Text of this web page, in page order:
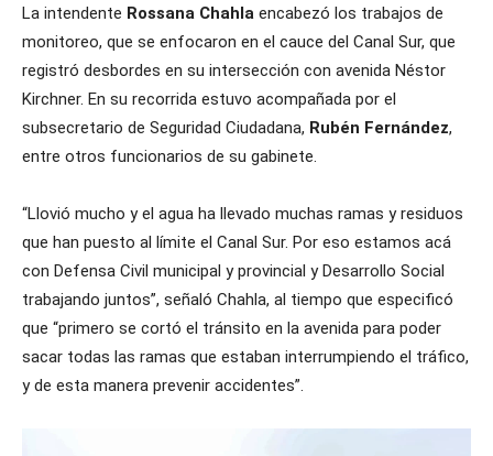
La intendente Rossana Chahla encabezó los trabajos de
monitoreo, que se enfocaron en el cauce del Canal Sur, que
registró desbordes en su intersección con avenida Néstor
Kirchner. En su recorrida estuvo acompañada por el
subsecretario de Seguridad Ciudadana, Rubén Fernández,
entre otros funcionarios de su gabinete.
“Llovió mucho y el agua ha llevado muchas ramas y residuos
que han puesto al límite el Canal Sur. Por eso estamos acá
con Defensa Civil municipal y provincial y Desarrollo Social
trabajando juntos”, señaló Chahla, al tiempo que especificó
que “primero se cortó el tránsito en la avenida para poder
sacar todas las ramas que estaban interrumpiendo el tráfico,
y de esta manera prevenir accidentes”.